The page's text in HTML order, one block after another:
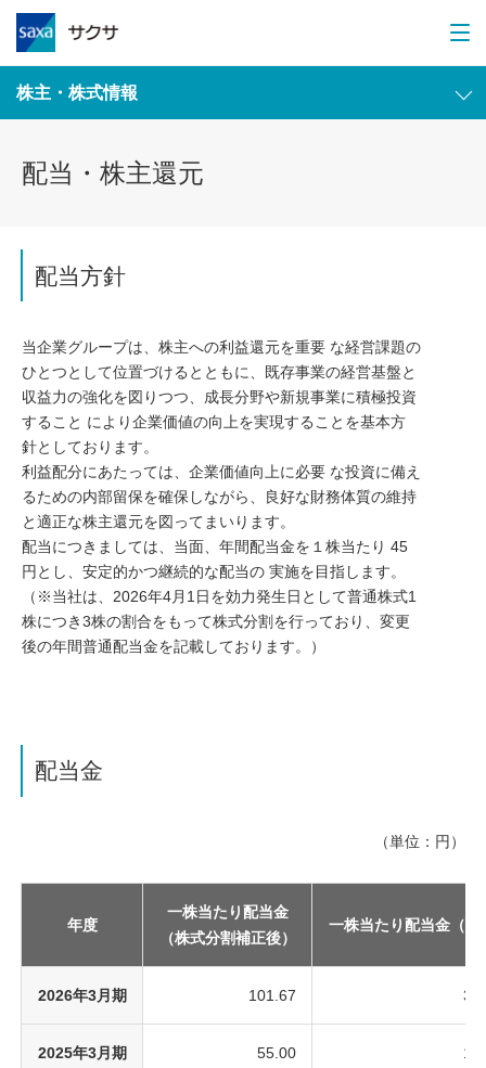
株主・株式情報
配当・株主還元
配当方針
当企業グループは、株主への利益還元を重要 な経営課題の
ひとつとして位置づけるとともに、既存事業の経営基盤と
収益力の強化を図りつつ、成⾧分野や新規事業に積極投資
すること により企業価値の向上を実現することを基本方
針としております。
利益配分にあたっては、企業価値向上に必要 な投資に備え
るための内部留保を確保しながら、良好な財務体質の維持
と適正な株主還元を図ってまいります。
配当につきましては、当面、年間配当金を１株当たり 45
円とし、安定的かつ継続的な配当の 実施を目指します。
（※当社は、2026年4月1日を効力発生日として普通株式1
株につき3株の割合をもって株式分割を行っており、変更
後の年間普通配当金を記載しております。）
配当金
（単位：円）
年度
一株当たり配当金
（株式分割補正後）
一株当たり配当金（年
2026年3月期 101.67
2025年3月期 55.00